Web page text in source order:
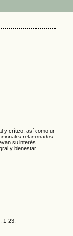
y crítico, así como un
relacionados
su interés
y bienestar.
1-23.